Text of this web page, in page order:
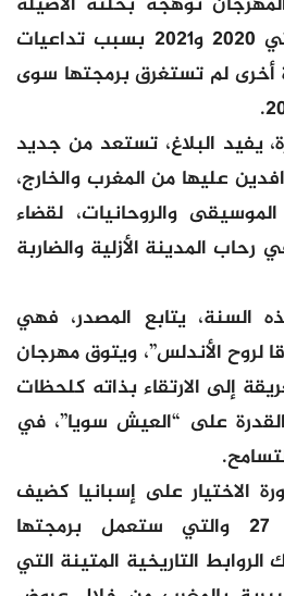
بعد احتجابه في دورتي 2020 و2021 بسبب تداعيات
19 ودورة أخرى لم تستغرق برمجتها سوى
يفيد البلاغ، تستعد من جديد
عليها من المغرب والخارج،
والروحانيات، لقضاء
المدينة الأزلية والضاربة
السنة، يتابع المصدر، فهي
الأندلس”، ويتوق مهرجان
إلى الارتقاء بذاته كلحظات
على “العيش سويا”، في
الاختيار على إسبانيا كضيف
شرف لهذه النسخة 27 والتي ستعمل برمجتها
التاريخية المتينة التي